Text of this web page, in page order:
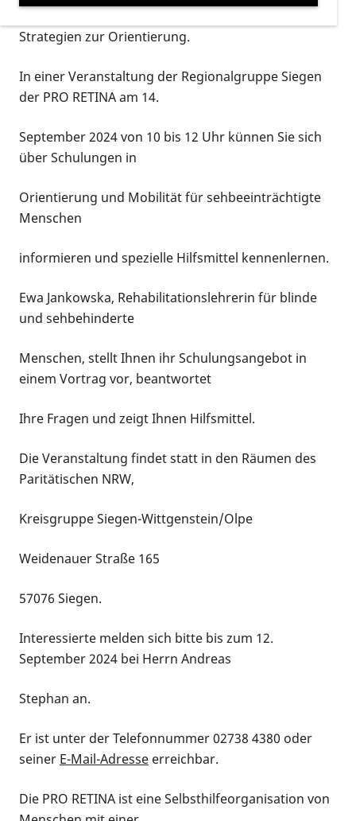
Strategien zur Orientierung.
In einer Veranstaltung der Regionalgruppe Siegen
der PRO RETINA am 14.
September 2024 von 10 bis 12 Uhr künnen Sie sich
über Schulungen in
Orientierung und Mobilität für sehbeeinträchtigte
Menschen
informieren und spezielle Hilfsmittel kennenlernen.
Ewa Jankowska, Rehabilitationslehrerin für blinde
und sehbehinderte
Menschen, stellt Ihnen ihr Schulungsangebot in
einem Vortrag vor, beantwortet
Ihre Fragen und zeigt Ihnen Hilfsmittel.
Die Veranstaltung findet statt in den Räumen des
Paritätischen NRW,
Kreisgruppe Siegen-Wittgenstein/Olpe
Weidenauer Straße 165
57076 Siegen.
Interessierte melden sich bitte bis zum 12.
September 2024 bei Herrn Andreas
Stephan an.
Er ist unter der Telefonnummer 02738 4380 oder
seiner E-Mail-Adresse erreichbar.
Die PRO RETINA ist eine Selbsthilfeorganisation von